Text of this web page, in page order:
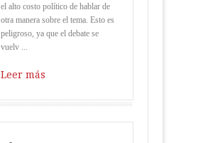
el alto costo político de hablar de
otra manera sobre el tema. Esto es
peligroso, ya que el debate se
vuelv ...
Leer más